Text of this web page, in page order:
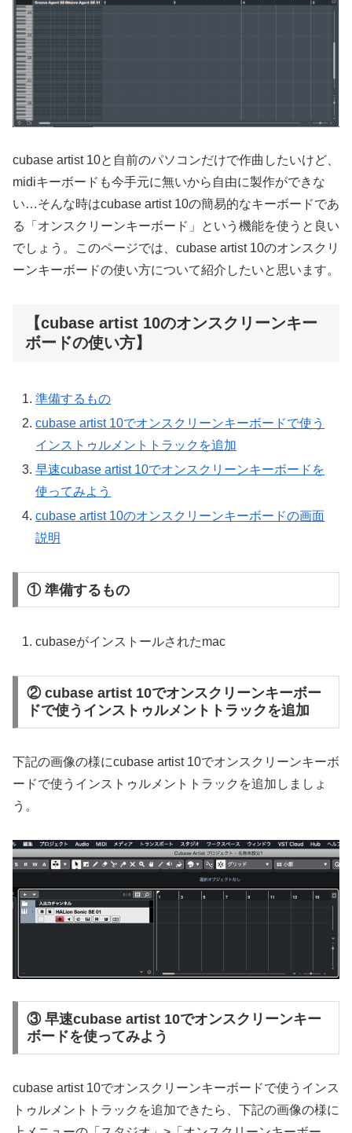
cubase artist 10と自前のパソコンだけで作曲したいけど、
midiキーボードも今手元に無いから自由に製作ができな
い…そんな時はcubase artist 10の簡易的なキーボードであ
る「オンスクリーンキーボード」という機能を使うと良い
でしょう。このページでは、cubase artist 10のオンスクリ
ーンキーボードの使い方について紹介したいと思います。
【cubase artist 10のオンスクリーンキー
ボードの使い方】
準備するもの
cubase artist 10でオンスクリーンキーボードで使う
インストゥルメントトラックを追加
早速cubase artist 10でオンスクリーンキーボードを
使ってみよう
cubase artist 10のオンスクリーンキーボードの画面
説明
① 準備するもの
cubaseがインストールされたmac
② cubase artist 10でオンスクリーンキーボー
ドで使うインストゥルメントトラックを追加
下記の画像の様にcubase artist 10でオンスクリーンキーボ
ードで使うインストゥルメントトラックを追加しましょ
う。
③ 早速cubase artist 10でオンスクリーンキー
ボードを使ってみよう
cubase artist 10でオンスクリーンキーボードで使うインス
トゥルメントトラックを追加できたら、下記の画像の様に